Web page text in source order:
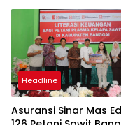
Headline
Asuransi Sinar Mas